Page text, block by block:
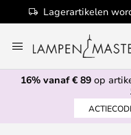
Lagerartikelen
naar
de
inhoud
16% vanaf € 89 op